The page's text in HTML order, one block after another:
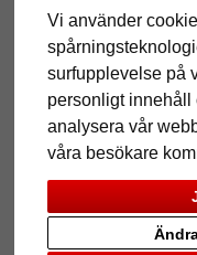
Vi använder
surfupplevelse på
personligt innehåll
analysera vår
våra besökare
Tillbaka